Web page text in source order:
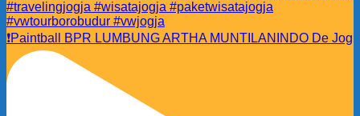
❗️Paintball BPR LUMBUNG ARTHA MUNTILANINDO De Jog